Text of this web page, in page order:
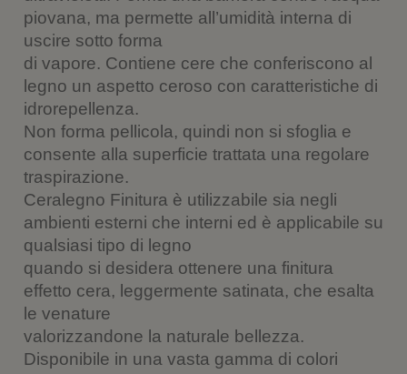
s
u
T
w
i
t
t
e
r
S
a
r
e
i
n
u
n
a
n
u
o
v
a
f
i
n
e
s
a
c
e
b
o
k
(
S
a
r
i
u
n
a
n
u
o
a
f
i
n
e
s
t
r
h
a
t
s
A
p
p
(
a
r
u
n
a
n
u
o
v
a
f
e
s
t
u
n
i
c
o
v
e
m
(
S
i
r
e
i
n
a
n
u
o
s
u
n
k
e
d
(
i
e
n
a
n
u
o
f
i
n
e
e
l
r
a
m
(
a
r
n
u
n
a
o
v
a
f
e
s
t
r
piovana, ma permette all’umidità interna di
uscire sotto forma
di vapore. Contiene cere che conferiscono al
legno un aspetto ceroso con caratteristiche di
idrorepellenza.
Non forma pellicola, quindi non si sfoglia e
consente alla superficie trattata una regolare
traspirazione.
Ceralegno Finitura è utilizzabile sia negli
ambienti esterni che interni ed è applicabile su
qualsiasi tipo di legno
quando si desidera ottenere una finitura
effetto cera, leggermente satinata, che esalta
le venature
valorizzandone la naturale bellezza.
Disponibile in una vasta gamma di colori